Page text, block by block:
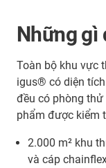
Những gì
Toàn bộ khu vực
igus® có diện
đều có phòng
phẩm được kiểm
2.000 m² khu
và cáp